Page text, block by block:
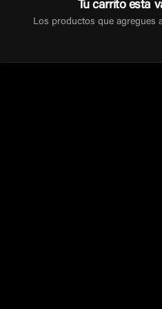
Tu carrito esta
Los productos que agregues